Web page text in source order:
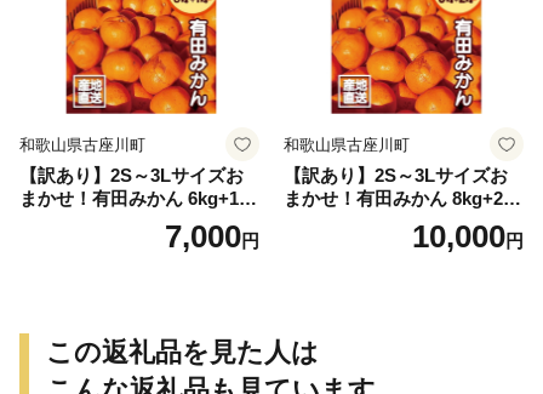
和歌山県古座川町
【訳あり】2S～3Lサイズお
まかせ！有田みかん 6kg+1kg
保証分 11月から12月下旬ま
でに順次発送致します。 / 訳
7,000円
和歌山県古座川町
【訳あり】2S～3Lサイズお
まかせ！有田みかん 8kg+2kg
保証分 11月から12月下旬ま
でに順次発送致します。 / 訳
10,000円
この返礼品を見た人は